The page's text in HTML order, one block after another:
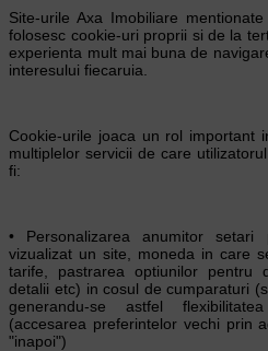
Site-urile Axa Imobiliare mentionate
folosesc cookie-uri proprii si de la
experienta mult mai buna de
interesului fiecaruia.
Cookie-urile joaca un rol important
multiplelor servicii de care
fi:
• Personalizarea anumitor
vizualizat un site, moneda in care
tarife, pastrarea optiunilor pentru
detalii etc) in cosul de cumparaturi
generandu-se astfel
(accesarea preferintelor vechi prin
"inapoi")